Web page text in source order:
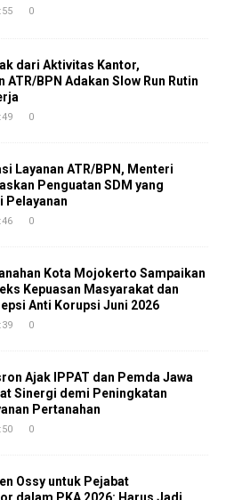
0
dari Aktivitas Kantor,
ATR/BPN Adakan Slow Run Rutin
0
Layanan ATR/BPN, Menteri
Penguatan SDM yang
Pelayanan
0
Kota Mojokerto Sampaikan
Kepuasan Masyarakat dan
Anti Korupsi Juni 2026
0
Ajak IPPAT dan Pemda Jawa
Sinergi demi Peningkatan
Pertanahan
0
Ossy untuk Pejabat